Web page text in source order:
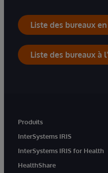
Liste des bureaux
Liste des bureaux à
Produits
InterSystems IRIS
InterSystems IRIS for Health
HealthShare